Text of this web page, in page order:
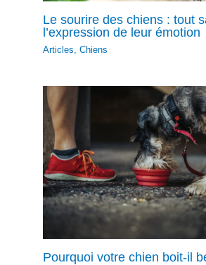
Le sourire des chiens : tout
l’expression de leur émotion
Articles ,Chiens
Pourquoi votre chien boit-il